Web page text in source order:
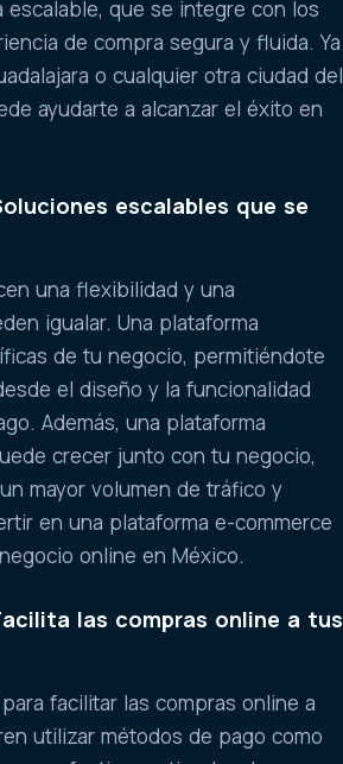
que se integre con los
de compra segura y fluida. Ya
o cualquier otra ciudad del
ayudarte a alcanzar el éxito en
escalables que se
una flexibilidad y una
igualar. Una plataforma
de tu negocio, permitiéndote
el diseño y la funcionalidad
Además, una plataforma
crecer junto con tu negocio,
mayor volumen de tráfico y
en una plataforma e-commerce
online en México.
las compras online a tus
facilitar las compras online a
utilizar métodos de pago como